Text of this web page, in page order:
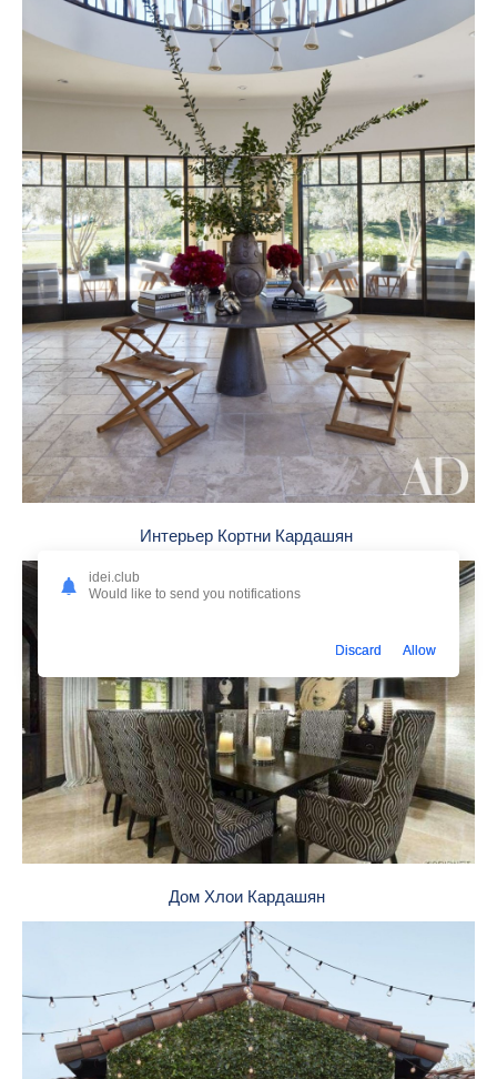
Интерьер Кортни Кардашян
Дом Хлои Кардашян
idei.club
Would like to send you notifications
Discard Allow